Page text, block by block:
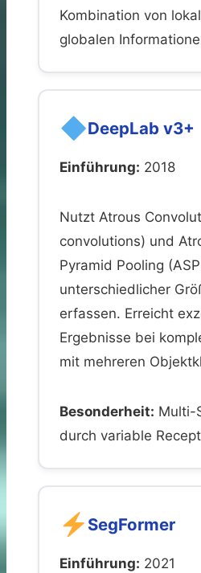
Kombination von
globalen
DeepLab v3+
Einführung: 2018
Nutzt Atrous
convolutions) und
Pyramid Pooling
unterschiedlicher
erfassen. Erreicht
Ergebnisse bei
mit mehreren
Besonderheit: Multi-
durch variable
SegFormer
Einführung: 2021